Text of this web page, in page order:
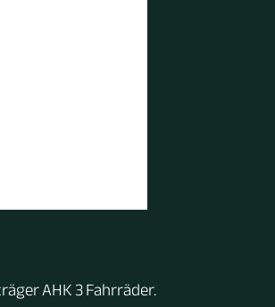
AHK 3 Fahrräder.